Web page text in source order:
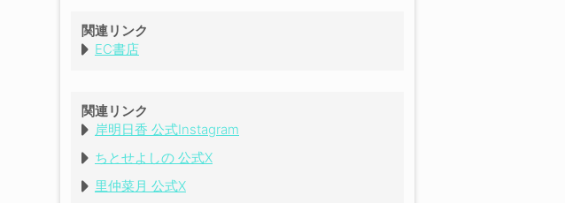
関連リンク
EC書店
関連リンク
岸明日香 公式Instagram
ちとせよしの 公式X
里仲菜月 公式X